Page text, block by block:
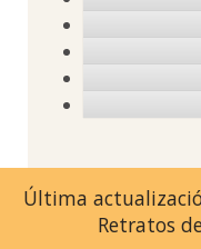
Última
Retratos